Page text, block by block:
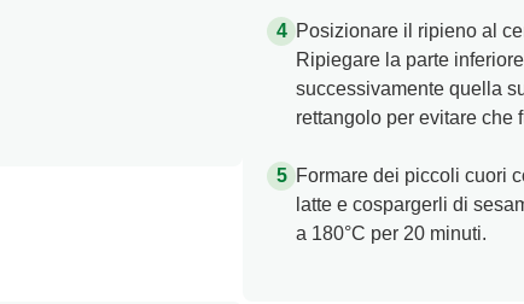
Posizionare il ripieno al
Ripiegare la parte
successivamente quella
rettangolo per evitare che
Formare dei piccoli cuori
latte e cospargerli di
a 180°C per 20 minuti.